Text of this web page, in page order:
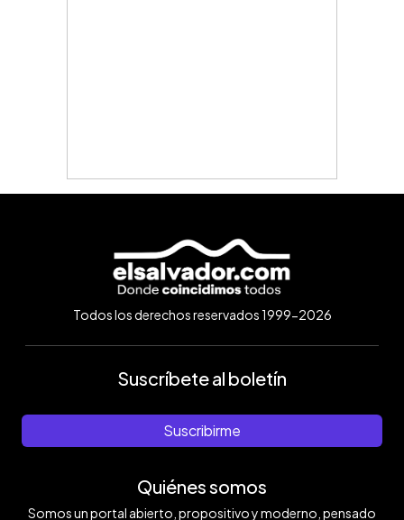
Todos los derechos reservados 1999-2026
Suscríbete al boletín
Suscribirme
Quiénes somos
Somos un portal abierto, propositivo y moderno, pensado